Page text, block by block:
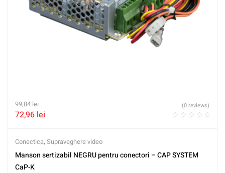
99,84lei
72,96 lei
(0 reviews)
Conectica, Supraveghere video
Manson sertizabil NEGRU pentru conectori – CAP SYSTEM
CaP-K